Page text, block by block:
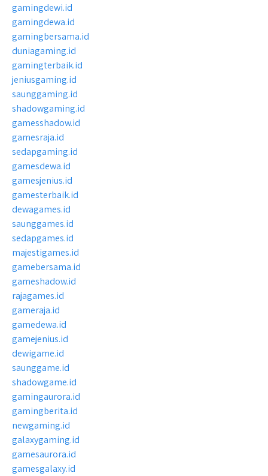
gamingdewi.id
gamingdewa.id
gamingbersama.id
duniagaming.id
gamingterbaik.id
jeniusgaming.id
saunggaming.id
shadowgaming.id
gamesshadow.id
gamesraja.id
sedapgaming.id
gamesdewa.id
gamesjenius.id
gamesterbaik.id
dewagames.id
saunggames.id
sedapgames.id
majestigames.id
gamebersama.id
gameshadow.id
rajagames.id
gameraja.id
gamedewa.id
gamejenius.id
dewigame.id
saunggame.id
shadowgame.id
gamingaurora.id
gamingberita.id
newgaming.id
galaxygaming.id
gamesaurora.id
gamesgalaxy.id